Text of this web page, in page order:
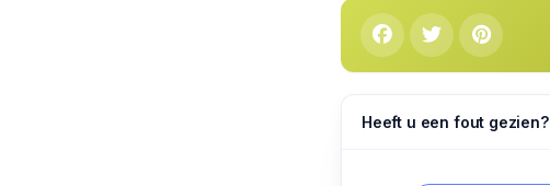
Heeft u een fout gezien?